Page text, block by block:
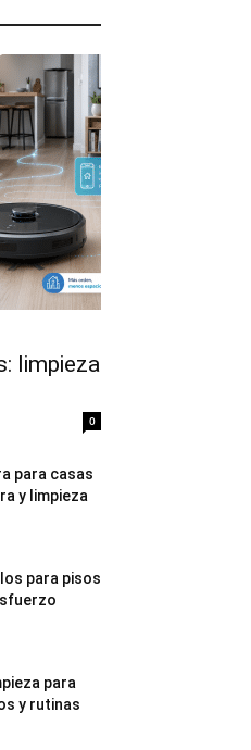
limpieza
0
para casas
y limpieza
para pisos
para
y rutinas